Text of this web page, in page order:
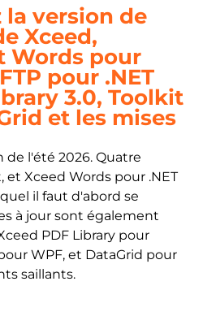
la version de
Xceed,
Words pour
pour .NET
3.0, Toolkit
et les mises
de l'été 2026. Quatre
Xceed Words pour .NET
il faut d'abord se
à jour sont également
PDF Library pour
WPF, et DataGrid pour
saillants.